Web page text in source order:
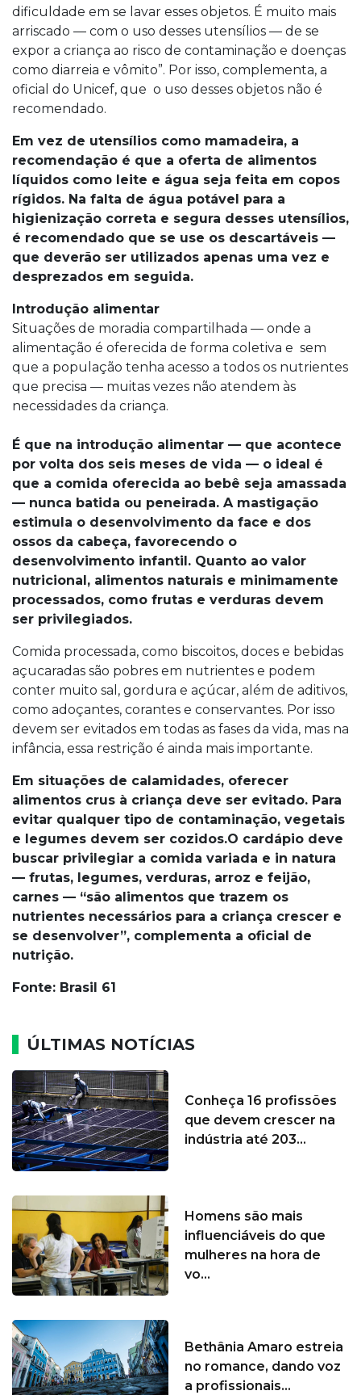
dificuldade em se lavar esses objetos. É muito mais
arriscado — com o uso desses utensílios — de se
expor a criança ao risco de contaminação e doenças
como diarreia e vômito”. Por isso, complementa, a
oficial do Unicef, que o uso desses objetos não é
recomendado.
Em vez de utensílios como mamadeira, a
recomendação é que a oferta de alimentos
líquidos como leite e água seja feita em copos
rígidos. Na falta de água potável para a
higienização correta e segura desses utensílios,
é recomendado que se use os descartáveis —
que deverão ser utilizados apenas uma vez e
desprezados em seguida.
Introdução alimentar
Situações de moradia compartilhada — onde a
alimentação é oferecida de forma coletiva e sem
que a população tenha acesso a todos os nutrientes
que precisa — muitas vezes não atendem às
necessidades da criança.
É que na introdução alimentar — que acontece
por volta dos seis meses de vida — o ideal é
que a comida oferecida ao bebê seja amassada
— nunca batida ou peneirada. A mastigação
estimula o desenvolvimento da face e dos
ossos da cabeça, favorecendo o
desenvolvimento infantil. Quanto ao valor
nutricional, alimentos naturais e minimamente
processados, como frutas e verduras devem
ser privilegiados.
Comida processada, como biscoitos, doces e bebidas
açucaradas são pobres em nutrientes e podem
conter muito sal, gordura e açúcar, além de aditivos,
como adoçantes, corantes e conservantes. Por isso
devem ser evitados em todas as fases da vida, mas na
infância, essa restrição é ainda mais importante.
Em situações de calamidades, oferecer
alimentos crus à criança deve ser evitado. Para
evitar qualquer tipo de contaminação, vegetais
e legumes devem ser cozidos.O cardápio deve
buscar privilegiar a comida variada e in natura
— frutas, legumes, verduras, arroz e feijão,
carnes — “são alimentos que trazem os
nutrientes necessários para a criança crescer e
se desenvolver”, complementa a oficial de
nutrição.
Fonte: Brasil 61
ÚLTIMAS NOTÍCIAS
Conheça 16 profissões
que devem crescer na
indústria até 203...
Homens são mais
influenciáveis do que
mulheres na hora de
vo...
Bethânia Amaro estreia
no romance, dando voz
a profissionais...